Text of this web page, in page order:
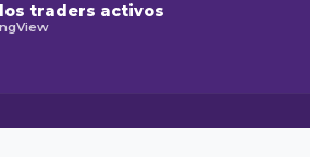
traders activos